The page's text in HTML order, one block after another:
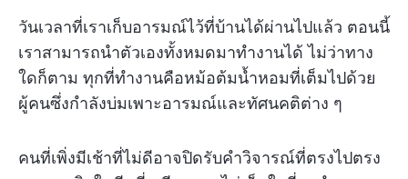
วันเวลาที่เราเก็บอารมณ์ไว้ที่บ้านได้ผ่านไปแล้ว ตอนนี้
เราสามารถนำตัวเองทั้งหมดมาทำงานได้ ไม่ว่าทาง
ใดก็ตาม ทุกที่ทำงานคือหม้อต้มน้ำหอมที่เต็มไปด้วย
ผู้คนซึ่งกำลังบ่มเพาะอารมณ์และทัศนคติต่าง ๆ
คนที่เพิ่งมีเช้าที่ไม่ดีอาจปิดรับคำวิจารณ์ที่ตรงไปตรง